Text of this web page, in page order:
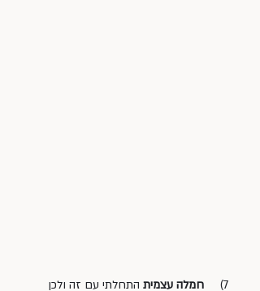
7) חמלה עצמית התחלתי עם זה ולכן